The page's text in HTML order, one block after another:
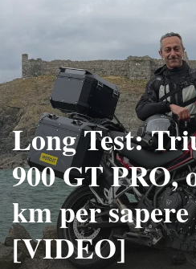
Long Test:
900 GT PRO,
km per
[VIDEO]